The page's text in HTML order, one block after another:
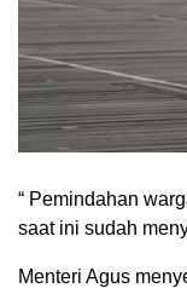
“ Pemindahan
saat ini sudah
Menteri Agus